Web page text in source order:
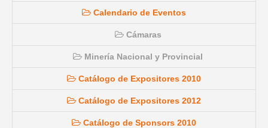
Calendario de Eventos
Cámaras
Minería Nacional y Provincial
Catálogo de Expositores 2010
Catálogo de Expositores 2012
Catálogo de Sponsors 2010